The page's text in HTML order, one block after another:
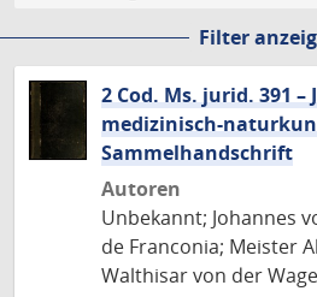
Filter
2 Cod. Ms. jurid. 391 –
medizinisch-
Sammelhandschrift
Autoren
Unbekannt; Johannes
de Franconia; Meister
Walthisar von der Wage